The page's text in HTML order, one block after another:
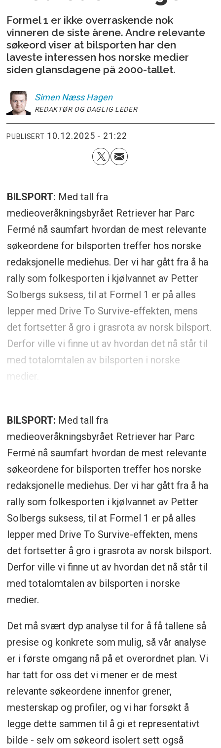
Formel 1 er ikke overraskende nok
vinneren de siste årene. Andre relevante
søkeord viser at bilsporten har den
laveste interessen hos norske medier
siden glansdagene på 2000-tallet.
Simen Næss Hagen
REDAKTØR OG DAGLIG LEDER
PUBLISERT 10.12.2025 - 21:22
BILSPORT: Med tall fra
medieoveråkningsbyrået Retriever har Parc
Fermé nå saumfart hvordan de mest relevante
søkeordene for bilsporten treffer hos norske
redaksjonelle mediehus. Der vi har gått fra å ha
rally som folkesporten i kjølvannet av Petter
Solbergs suksess, til at Formel 1 er på alles
lepper med Drive To Survive-effekten, mens
det fortsetter å gro i grasrota av norsk bilsport.
Derfor ville vi finne ut av hvordan det nå står til
med totalomtalen av bilsporten i norske
medier.
BILSPORT: Med tall fra
medieoveråkningsbyrået Retriever har Parc
Fermé nå saumfart hvordan de mest relevante
søkeordene for bilsporten treffer hos norske
redaksjonelle mediehus. Der vi har gått fra å ha
rally som folkesporten i kjølvannet av Petter
Solbergs suksess, til at Formel 1 er på alles
lepper med Drive To Survive-effekten, mens
det fortsetter å gro i grasrota av norsk bilsport.
Derfor ville vi finne ut av hvordan det nå står til
med totalomtalen av bilsporten i norske
medier.
Det må svært dyp analyse til for å få tallene så
presise og konkrete som mulig, så vår analyse
er i første omgang nå på et overordnet plan. Vi
har tatt for oss det vi mener er de mest
relevante søkeordene innenfor grener,
mesterskap og profiler, og vi har forsøkt å
legge dette sammen til å gi et representativt
bilde - selv om søkeord isolert sett også